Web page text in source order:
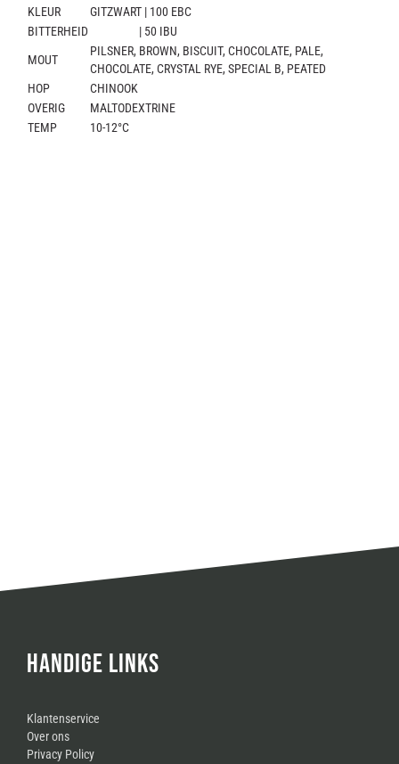
KLEUR
GITZWART | 100 EBC
BITTERHEID
| 50 IBU
MOUT
PILSNER, BROWN, BISCUIT, CHOCOLATE, PALE,
CHOCOLATE, CRYSTAL RYE, SPECIAL B, PEATED
HOP
CHINOOK
OVERIG
MALTODEXTRINE
TEMP
10-12°C
HANDIGE LINKS
Klantenservice
Over ons
Privacy Policy